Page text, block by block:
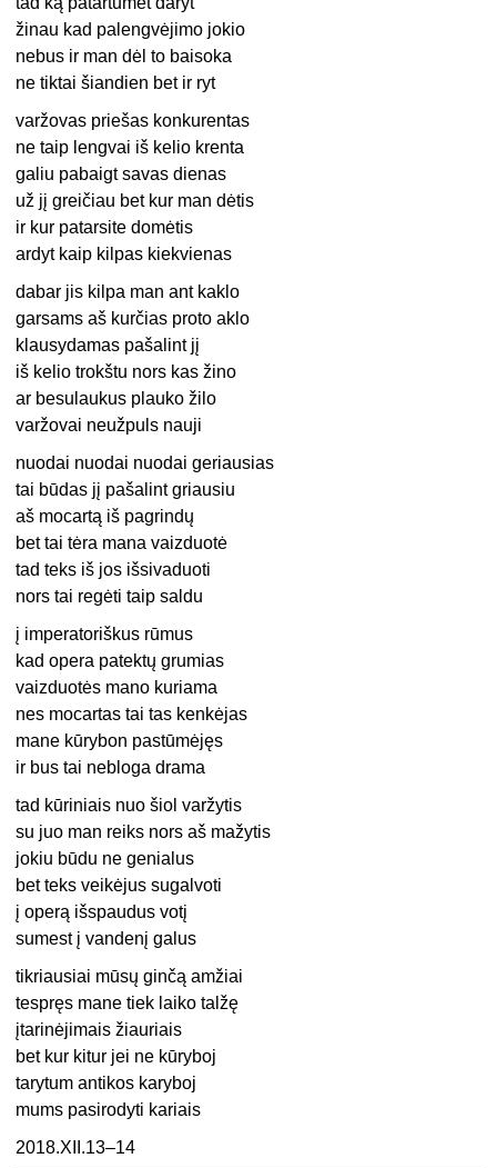
žinau kad palengvėjimo jokio
nebus ir man dėl to baisoka
ne tiktai šiandien bet ir ryt
varžovas priešas konkurentas
ne taip lengvai iš kelio krenta
galiu pabaigt savas dienas
už jį greičiau bet kur man dėtis
ir kur patarsite domėtis
ardyt kaip kilpas kiekvienas
dabar jis kilpa man ant kaklo
garsams aš kurčias proto aklo
klausydamas pašalint jį
iš kelio trokštu nors kas žino
ar besulaukus plauko žilo
varžovai neužpuls nauji
nuodai nuodai nuodai geriausias
tai būdas jį pašalint griausiu
aš mocartą iš pagrindų
bet tai tėra mana vaizduotė
tad teks iš jos išsivaduoti
nors tai regėti taip saldu
į imperatoriškus rūmus
kad opera patektų grumias
vaizduotės mano kuriama
nes mocartas tai tas kenkėjas
mane kūrybon pastūmėjęs
ir bus tai nebloga drama
tad kūriniais nuo šiol varžytis
su juo man reiks nors aš mažytis
jokiu būdu ne genialus
bet teks veikėjus sugalvoti
į operą išspaudus votį
sumest į vandenį galus
tikriausiai mūsų ginčą amžiai
tespręs mane tiek laiko talžę
įtarinėjimais žiauriais
bet kur kitur jei ne kūryboj
tarytum antikos karyboj
mums pasirodyti kariais
2018.XII.13–14